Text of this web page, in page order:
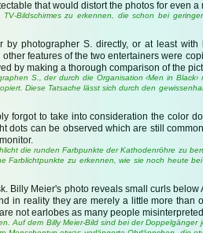
that would distort the photos for even
Bildschirmes zu erkennen, die schon bei
photographer S. directly, or at least
features of the two entertainers were
by making a thorough comparison of the
S., der durch die Organisation ‹Men in Black›
Diese Tatsache lässt sich durch den
forgot to take into consideration the color
can be observed which are still
die runden Farbpunkte der Kathodenröhre zu
zu erkennen, wie sie noch heute bei
Billy Meier's photo reveals small curls
in reality they are merely a little more than
not earlobes as many people
Auf dem Billy Meier-Bild sind bei der